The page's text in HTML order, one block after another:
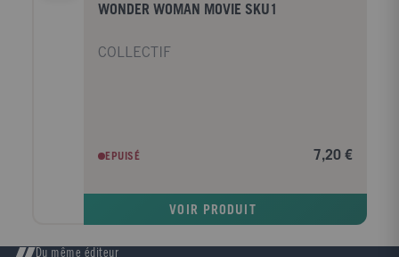
WONDER WOMAN MOVIE SKU1
COLLECTIF
EPUISÉ 7,20 €
VOIR PRODUIT
Du même éditeur